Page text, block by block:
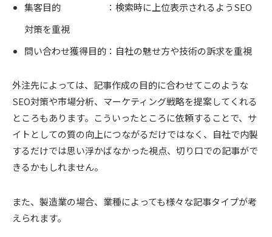
集客目的 ：検索時に上位表示されるようSEO
対策を重視
問い合わせ獲得目的：自社の魅せ方や技術の訴求を重視
外注先によっては、記事作成の目的に合わせてこのような
SEO対策や市場分析、マーケティング戦略を提案してくれる
ところもあります。こういったところに依頼することで、サ
イトとしての質の向上につながるだけではなく、自社で内製
するだけでは思い浮かばなかった視点、切り口での記事がで
きるかもしれません。
また、製造業の場合、業種によっても様々な記事タイプが考
えられます。